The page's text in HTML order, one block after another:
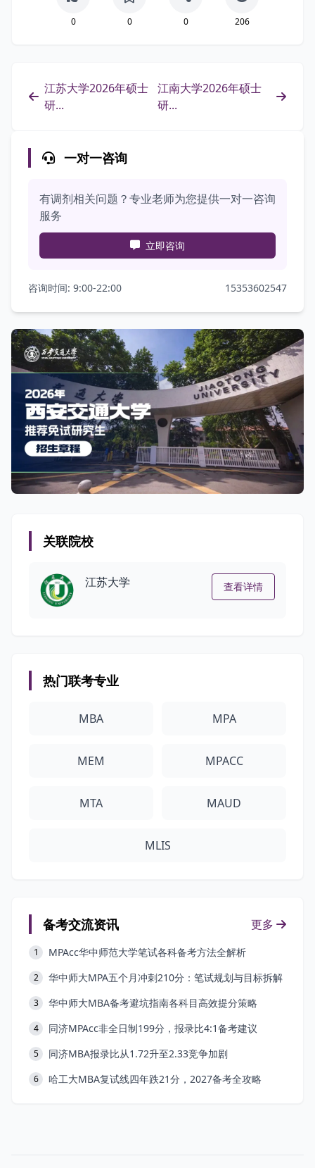
0 0 0 206
江苏大学2026年硕士
研...
江南大学2026年硕士
研...
一对一咨询
有调剂相关问题？专业老师为您提供一对一咨询
服务
立即咨询
咨询时间: 9:00-22:00 15353602547
关联院校
江苏大学 查看详情
热门联考专业
MBA MPA
MEM MPACC
MTA MAUD
MLIS
备考交流资讯 更多
1 MPAcc华中师范大学笔试各科备考方法全解析
2 华中师大MPA五个月冲刺210分：笔试规划与目标拆解
3 华中师大MBA备考避坑指南各科目高效提分策略
4 同济MPAcc非全日制199分，报录比4:1备考建议
5 同济MBA报录比从1.72升至2.33竞争加剧
6 哈工大MBA复试线四年跌21分，2027备考全攻略